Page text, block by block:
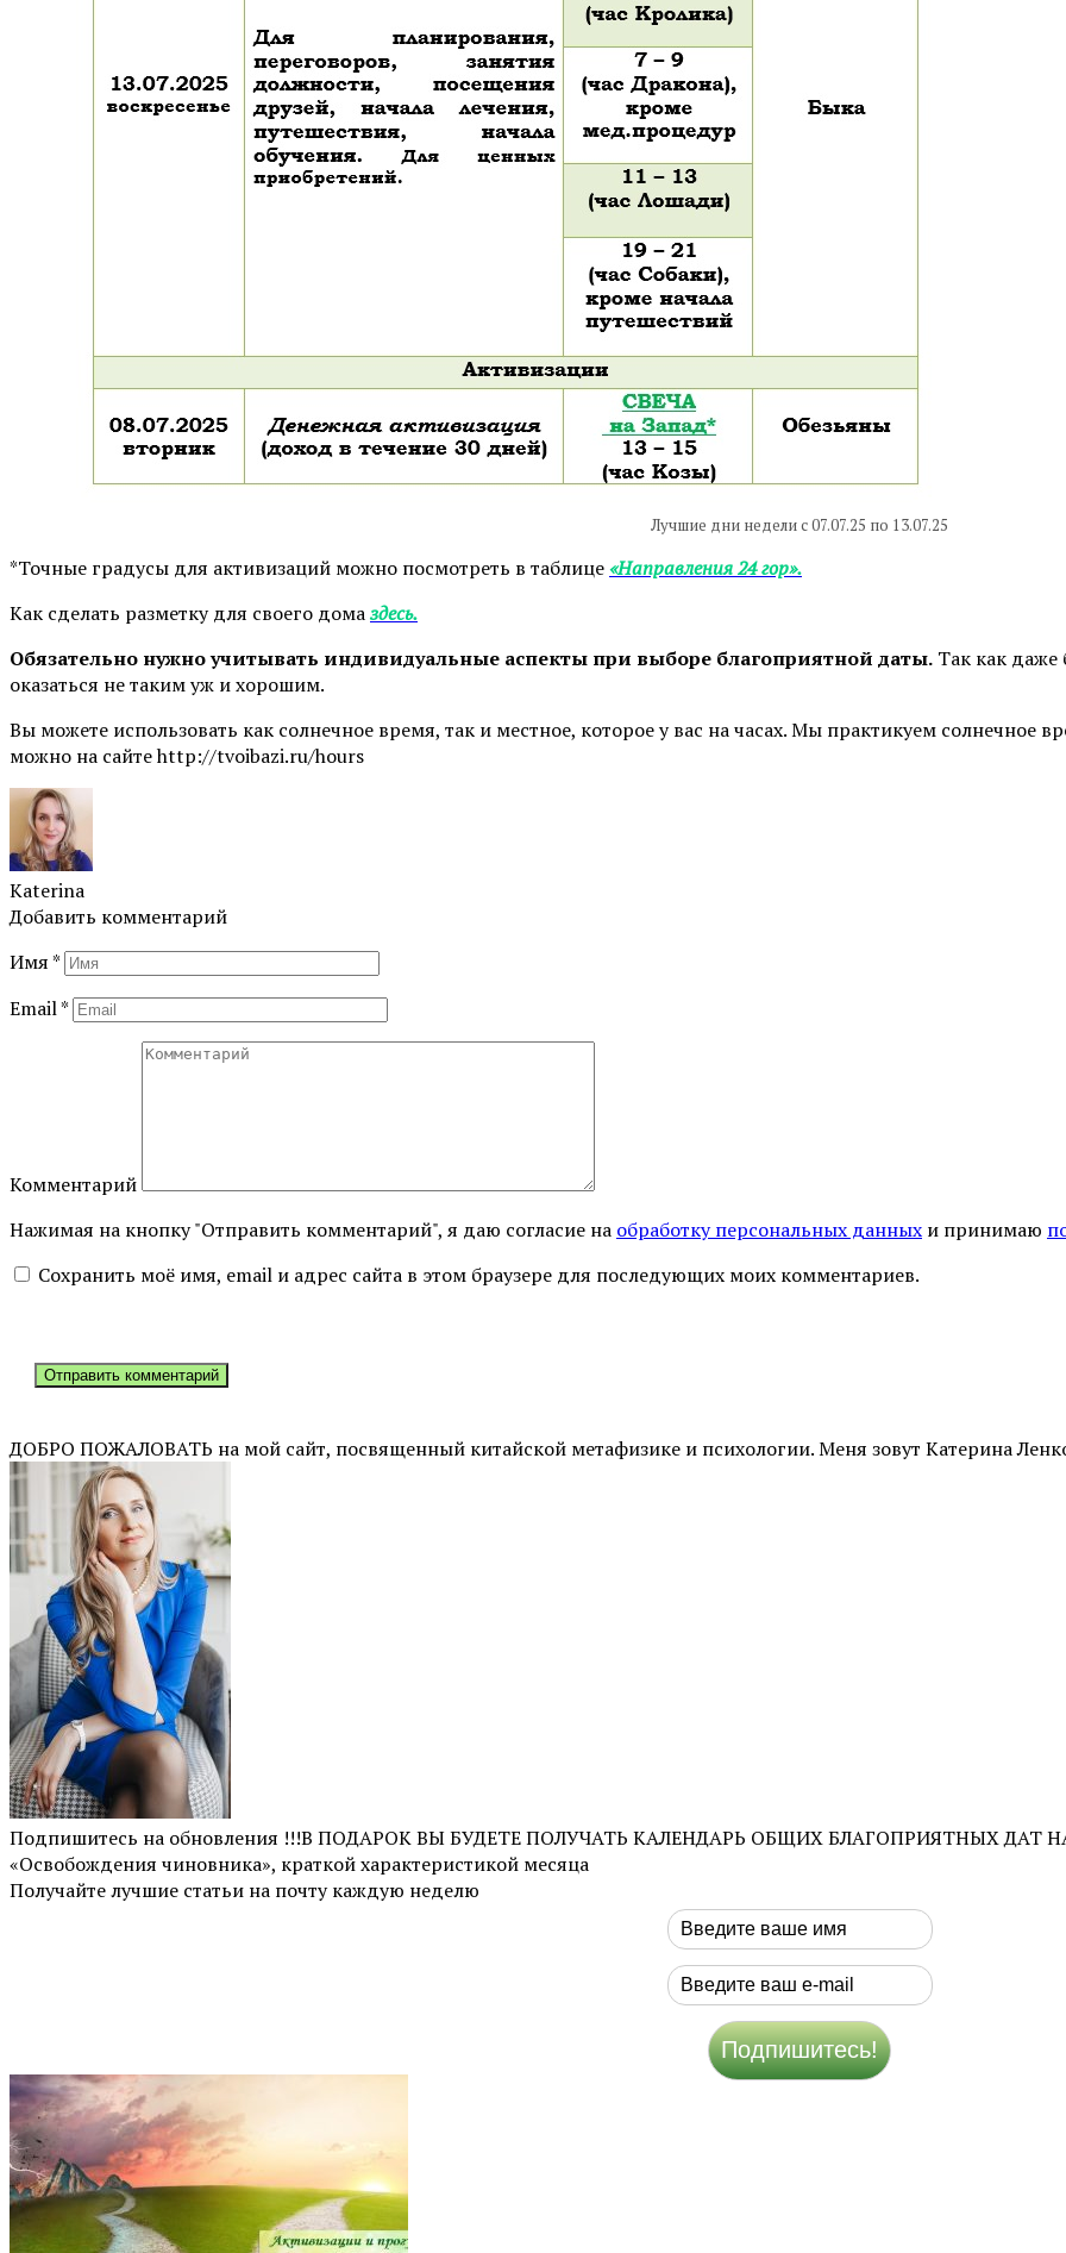
Лучшие дни недели с 07.07.25 по 13.07.25
*Точные градусы для активизаций можно посмотреть в таблице«Направления 24 гор».
Как сделать разметку для своего домаздесь.
Обязательно нужно учитывать индивидуальные аспекты при выборе благоприятной даты. Так как даже
оказаться не таким уж и хорошим.
Вы можете использовать как солнечное время, так и местное, которое у вас на часах. Мы практикуем солнечное
можно на сайте http://tvoibazi.ru/hours
Katerina
Добавить комментарий
Имя*
Email*
Комментарий
Нажимая на кнопку "Отправить комментарий", я даю согласие на обработку персональных данных и принимаю
Сохранить моё имя, email и адрес сайта в этом браузере для последующих моих комментариев.
ДОБРО ПОЖАЛОВАТЬ на мой сайт, посвященный китайской метафизике и психологии. Меня зовут Катерина
Подпишитесь на обновления !!!В ПОДАРОК ВЫ БУДЕТЕ ПОЛУЧАТЬ КАЛЕНДАРЬ ОБЩИХ БЛАГОПРИЯТНЫХ ДАТ НА
«Освобождения чиновника», краткой характеристикой месяца
Получайте лучшие статьи на почту каждую неделю